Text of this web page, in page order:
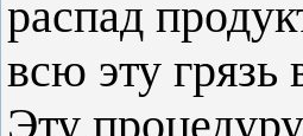
распад
всю эту грязь
Эту